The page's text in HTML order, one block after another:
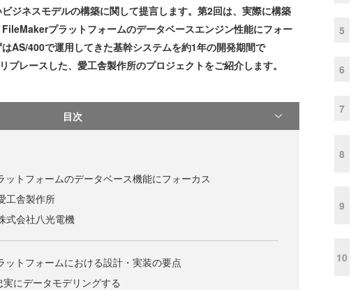
ジネスモデルの構築に関して提言します。第2回は、実際に構築
プラットフォームのデータベースエンジン性能にフォー
AS/400で運用してきた基幹システムを約1年の開発期間で
レースした、愛工舎製作所のプロジェクトをご紹介します。
目次
ットフォームのデータベース機能にフォーカス
工舎製作所
式会社八光電機
ットフォームにおける設計・実装の要点
実にデータモデリングする
5
6
7
8
9
10